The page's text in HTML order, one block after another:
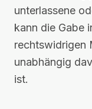
unterlassene
kann die Gabe
rechtswidrigen
unabhängig
ist.